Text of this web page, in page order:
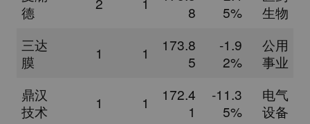
德
8
5%
生物
三达
膜
1 1
173.8
5
-1.9
2%
公用
事业
鼎汉
技术
1 1
172.4
1
-11.3
5%
电气
设备